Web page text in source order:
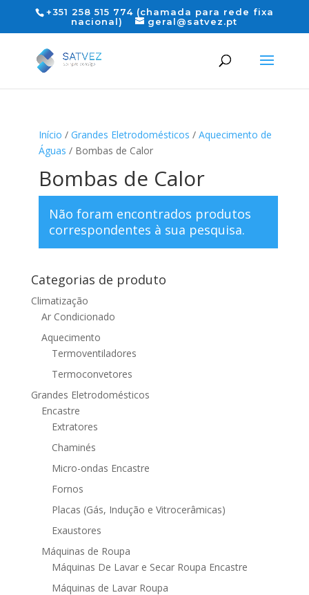
+351 258 515 774 (chamada para rede fixa
nacional)
geral@satvez.pt
Início / Grandes Eletrodomésticos / Aquecimento de
Águas / Bombas de Calor
Bombas de Calor
Não foram encontrados produtos
correspondentes à sua pesquisa.
Categorias de produto
Climatização
Ar Condicionado
Aquecimento
Termoventiladores
Termoconvetores
Grandes Eletrodomésticos
Encastre
Extratores
Chaminés
Micro-ondas Encastre
Fornos
Placas (Gás, Indução e Vitrocerâmicas)
Exaustores
Máquinas de Roupa
Máquinas De Lavar e Secar Roupa Encastre
Máquinas de Lavar Roupa